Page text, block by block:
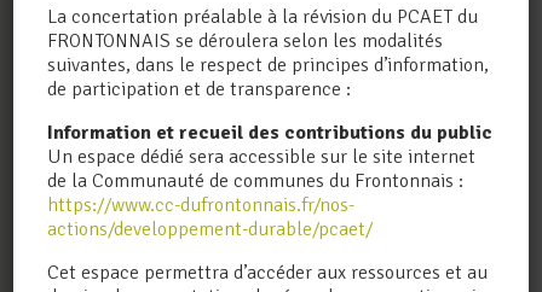
J'ai pris connaissance de la politique de
confidentialité.
Lisez notrepolitique de confidentialité
La concertation préalable à la révision du PCAET du
FRONTONNAIS se déroulera selon les modalités
suivantes, dans le respect de principes d’information,
de participation et de transparence :
Information et recueil des contributions du public
Un espace dédié sera accessible sur le site internet
de la Communauté de communes du Frontonnais :
https://www.cc-dufrontonnais.fr/nos-
actions/developpement-durable/pcaet/
Cet espace permettra d’accéder aux ressources et au